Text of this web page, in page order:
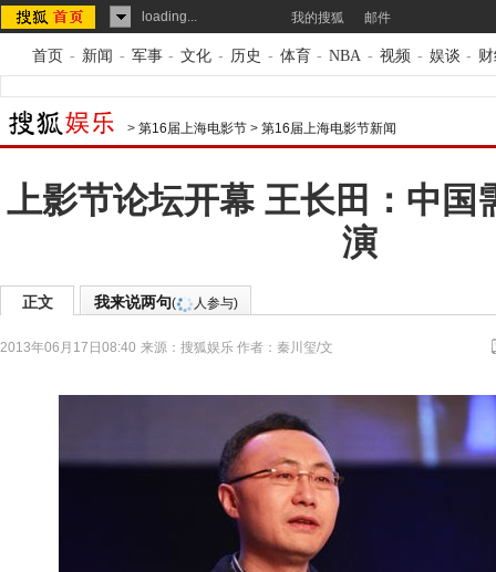
loading... 我的搜狐 邮件
首页 - 新闻 - 军事 - 文化 - 历史 - 体育 - NBA - 视频 - 娱谈 -
> 第16届上海电影节 > 第16届上海电影节新闻
上影节论坛开幕 王长田：中国
演
正文 我来说两句( 人参与)
2013年06月17日08:40 来源： 搜狐娱乐 作者：秦川玺/文